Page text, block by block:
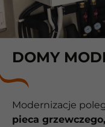
DOMY
Modernizacje
pieca